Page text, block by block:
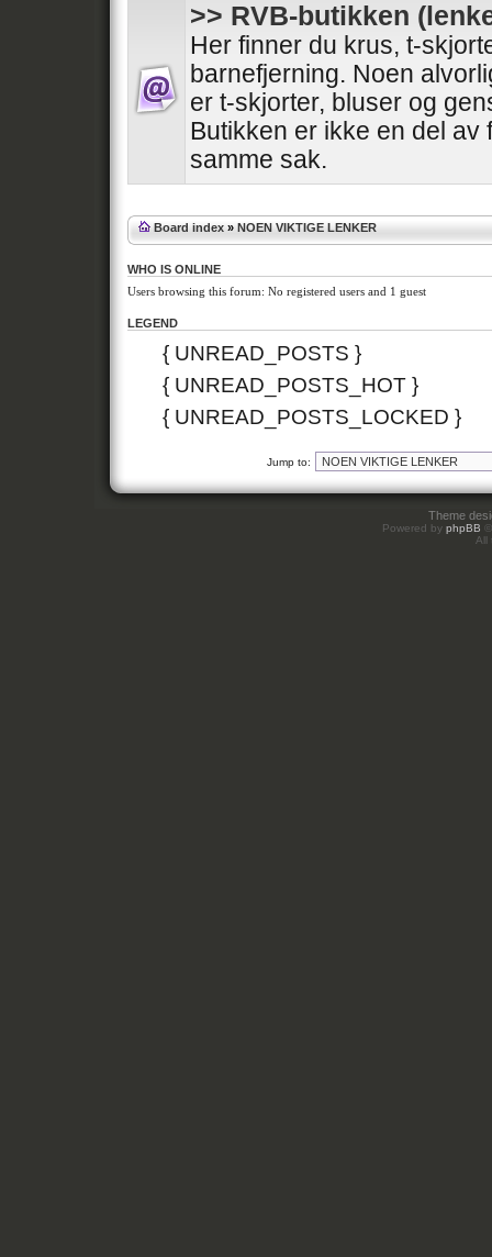
>> RVB-butikken
Her finner du krus, t-
barnefjerning. Noen
er t-skjorter, bluser og
Butikken er ikke en del av
samme sak.
Board index » NOEN VIKTIGE LENKER
WHO IS ONLINE
Users browsing this forum: No registered users and 1 guest
LEGEND
{ UNREAD_POSTS }
{ UNREAD_POSTS_HOT }
{ UNREAD_POSTS_LOCKED }
Jump to:
Theme
Powered by phpBB
All